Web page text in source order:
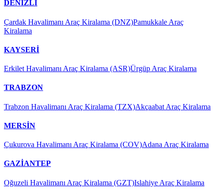
DENİZLİ
Çardak Havalimanı Araç Kiralama (DNZ)Pamukkale Araç
Kiralama
KAYSERİ
Erkilet Havalimanı Araç Kiralama (ASR)Ürgüp Araç Kiralama
TRABZON
Trabzon Havalimanı Araç Kiralama (TZX)Akçaabat Araç Kiralama
MERSİN
Çukurova Havalimanı Araç Kiralama (COV)Adana Araç Kiralama
GAZİANTEP
Oğuzeli Havalimanı Araç Kiralama (GZT)Islahiye Araç Kiralama